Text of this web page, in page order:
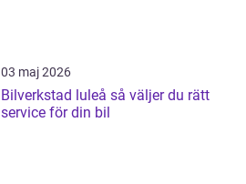
03 maj 2026
Bilverkstad luleå så väljer du rätt
service för din bil